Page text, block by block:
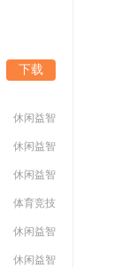
下载
休闲益智
休闲益智
休闲益智
体育竞技
休闲益智
休闲益智